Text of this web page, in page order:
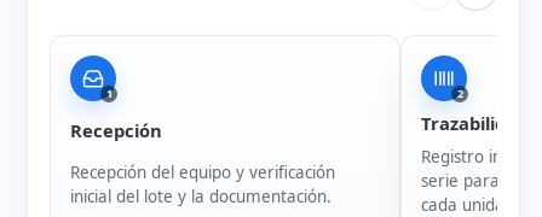
1
Recepción
Recepción del equipo y verificación
inicial del lote y la documentación.
2
Trazabilidad
Registro
serie para
cada unidad.